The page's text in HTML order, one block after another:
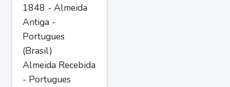
1848 - Almeida
Antiga -
Portugues
(Brasil)
Almeida Recebida
- Portugues